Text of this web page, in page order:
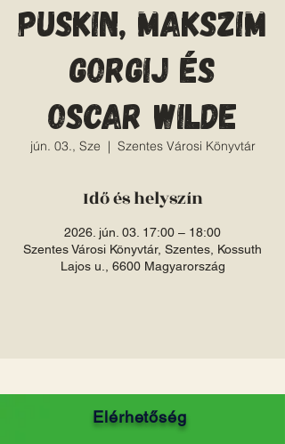
Puskin, Makszim
Gorgij és
Oscar Wilde
jún. 03., Sze
  |
Szentes Városi Könyvtár
Idő és helyszín
2026. jún. 03. 17:00 – 18:00
Szentes Városi Könyvtár, Szentes, Kossuth
Lajos u., 6600 Magyarország
Elérhetőség